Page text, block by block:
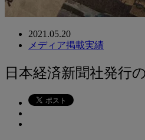
2021.05.20
メディア掲載実績
日本経済新聞社発行